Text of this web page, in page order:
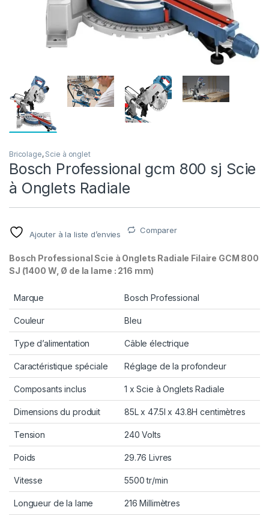
Bricolage, Scie à onglet
Bosch Professional gcm 800 sj Scie
à Onglets Radiale
Ajouter à la liste d’envies Comparer
Bosch Professional Scie à Onglets Radiale Filaire GCM 800
SJ (1400 W, Ø de la lame : 216 mm)
Marque Bosch Professional
Couleur Bleu
Type d’alimentation Câble électrique
Caractéristique spéciale Réglage de la profondeur
Composants inclus 1 x Scie à Onglets Radiale
Dimensions du produit 85L x 47.5l x 43.8H centimètres
Tension 240 Volts
Poids 29.76 Livres
Vitesse 5500 tr/min
Longueur de la lame 216 Millimètres